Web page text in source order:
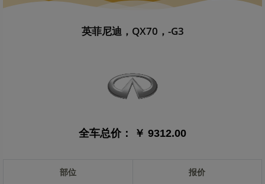
英菲尼迪，QX70，-G3
全车总价： ￥ 9312.00
部位 报价